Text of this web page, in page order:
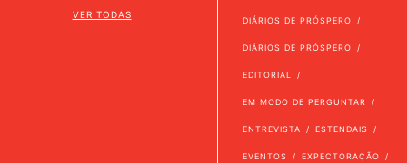
VER TODAS
DIÁRIOS DE PRÓSPERO
DIÁRIOS DE PRÓSPERO
EDITORIAL
EM MODO DE PERGUNTAR
ENTREVISTA ESTENDAIS
EVENTOS EXPECTORAÇÃO